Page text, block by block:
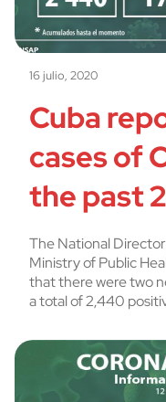
16 julio, 2020
Cuba
cases of
the past
The National
Ministry of Public
that there were two
a total of 2,440